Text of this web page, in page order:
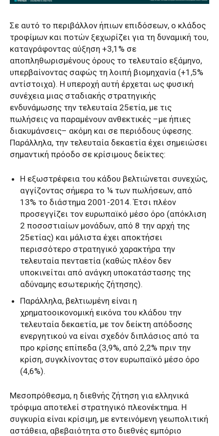
Σε αυτό το περιβάλλον ήπιων επιδόσεων, ο κλάδος
τροφίμων και ποτών ξεχωρίζει για τη δυναμική του,
καταγράφοντας αύξηση +3,1% σε
αποπληθωρισμένους όρους το τελευταίο εξάμηνο,
υπερβαίνοντας σαφώς τη λοιπή βιομηχανία (+1,5%
αντίστοιχα). Η υπεροχή αυτή έρχεται ως φυσική
συνέχεια μιας σταδιακής στρατηγικής
ενδυνάμωσης την τελευταία 25ετία, με τις
πωλήσεις να παραμένουν ανθεκτικές –με ήπιες
διακυμάνσεις– ακόμη και σε περιόδους ύφεσης.
Παράλληλα, την τελευταία δεκαετία έχει σημειώσει
σημαντική πρόοδο σε κρίσιμους δείκτες:
Η εξωστρέφεια του κάδου βελτιώνεται συνεχώς,
αγγίζοντας σήμερα το ¼ των πωλήσεων, από
13% το διάστημα 2001-2014. Έτσι πλέον
προσεγγίζει τον ευρωπαϊκό μέσο όρο (απόκλιση
2 ποσοστιαίων μονάδων, από 8 την αρχή της
25ετίας) και μάλιστα έχει αποκτήσει
περισσότερο στρατηγικό χαρακτήρα την
τελευταία πενταετία (καθώς πλέον δεν
υποκινείται από ανάγκη υποκατάστασης της
αδύναμης εσωτερικής ζήτησης).
Παράλληλα, βελτιωμένη είναι η
χρηματοοικονομική εικόνα του κλάδου την
τελευταία δεκαετία, με τον δείκτη απόδοσης
ενεργητικού να είναι σχεδόν διπλάσιος από τα
προ κρίσης επίπεδα (3,9%, από 2,2% πριν την
κρίση, συγκλίνοντας στον ευρωπαϊκό μέσο όρο
(4,6%).
Μεσοπρόθεσμα, η διεθνής ζήτηση για ελληνικά
τρόφιμα αποτελεί στρατηγικό πλεονέκτημα. Η
συγκυρία είναι κρίσιμη, με εντεινόμενη γεωπολιτική
αστάθεια, αβεβαιότητα στο διεθνές εμπόριο